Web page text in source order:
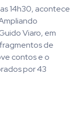
14h30, acontece
Viaro, em
de
contos e o
por 43